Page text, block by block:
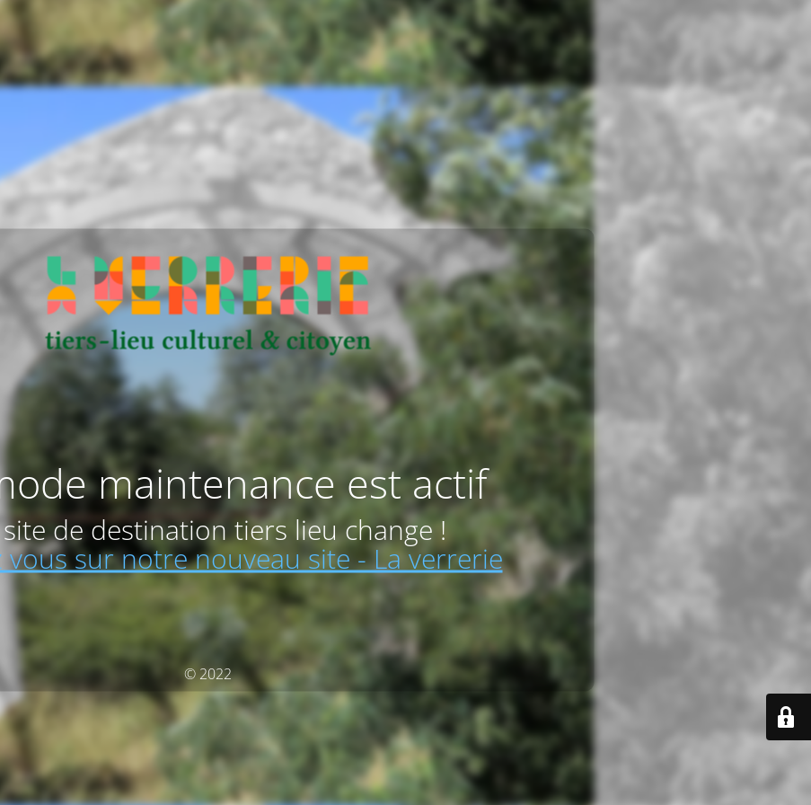
maintenance est actif
site de destination tiers lieu change !
vous sur notre nouveau site - La verrerie
© 2022